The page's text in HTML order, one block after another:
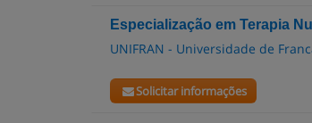
Especialização em Terapia
UNIFRAN - Universidade de
Solicitar informações